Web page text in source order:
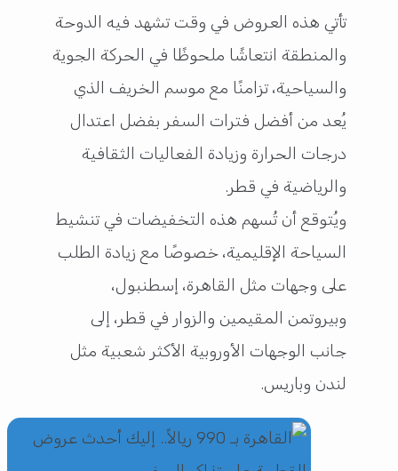
تأتي هذه العروض في وقت تشهد فيه الدوحة
والمنطقة انتعاشًا ملحوظًا في الحركة الجوية
والسياحية، تزامنًا مع موسم الخريف الذي
يُعد من أفضل فترات السفر بفضل اعتدال
درجات الحرارة وزيادة الفعاليات الثقافية
والرياضية في قطر.
ويُتوقع أن تُسهم هذه التخفيضات في تنشيط
السياحة الإقليمية، خصوصًا مع زيادة الطلب
على وجهات مثل القاهرة، إسطنبول،
وبيروتمن المقيمين والزوار في قطر، إلى
جانب الوجهات الأوروبية الأكثر شعبية مثل
لندن وباريس.